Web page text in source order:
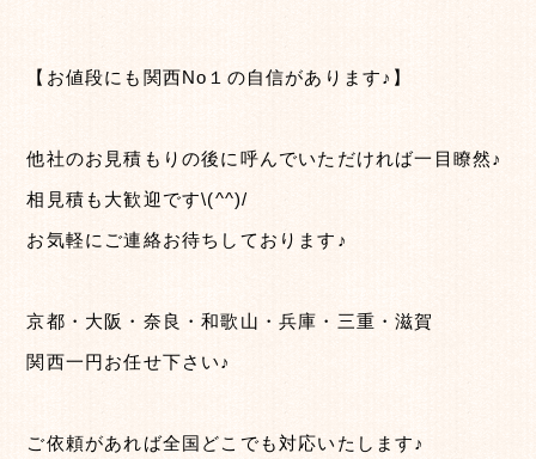
【お値段にも関西No１の自信があります♪】
他社のお見積もりの後に呼んでいただければ一目瞭然♪
相見積も大歓迎です\(^^)/
お気軽にご連絡お待ちしております♪
京都・大阪・奈良・和歌山・兵庫・三重・滋賀
関西一円お任せ下さい♪
ご依頼があれば全国どこでも対応いたします♪